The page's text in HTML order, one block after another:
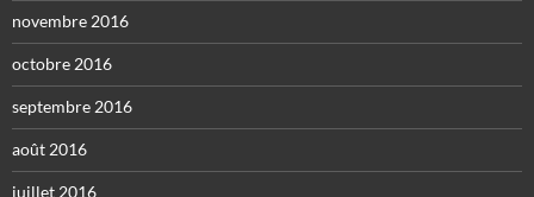
novembre 2016
octobre 2016
septembre 2016
août 2016
juillet 2016